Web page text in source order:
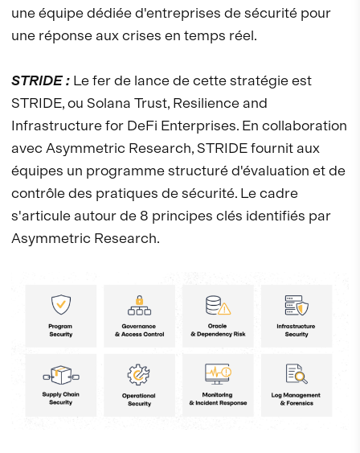
une équipe dédiée d'entreprises de sécurité pour
une réponse aux crises en temps réel.
STRIDE : Le fer de lance de cette stratégie est
STRIDE, ou Solana Trust, Resilience and
Infrastructure for DeFi Enterprises. En collaboration
avec Asymmetric Research, STRIDE fournit aux
équipes un programme structuré d'évaluation et de
contrôle des pratiques de sécurité. Le cadre
s'articule autour de 8 principes clés identifiés par
Asymmetric Research.